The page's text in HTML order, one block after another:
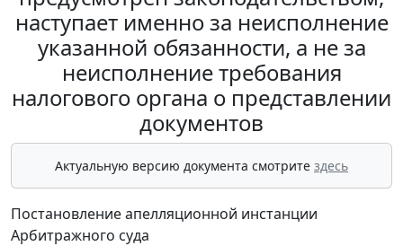
наступает именно за неисполнение
указанной обязанности, а не за
неисполнение требования
налогового органа о представлении
документов
Актуальную версию документа смотрите здесь
Постановление апелляционной инстанции
Арбитражного суда